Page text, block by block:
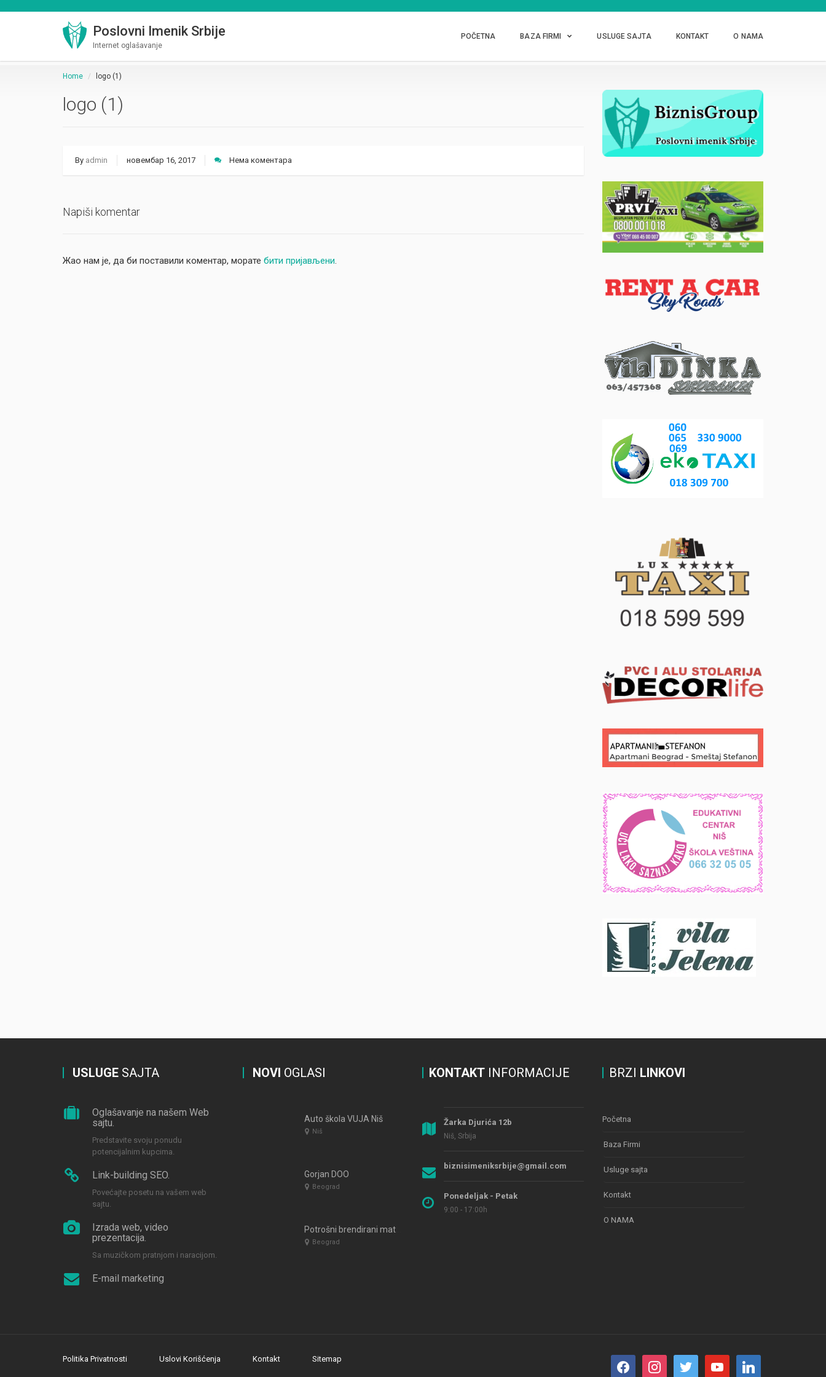
Poslovni Imenik Srbije
Internet oglašavanje
POČETNA BAZA FIRMI USLUGE SAJTA KONTAKT O NAMA
Home logo (1)
logo (1)
By admin новембар 16, 2017 Нема коментара
Napiši komentar
Жао нам је, да би поставили коментар, морате бити пријављени.
USLUGE SAJTA
Oglašavanje na našem Web
sajtu.
Predstavite svoju ponudu
potencijalnim kupcima.
Link-building SEO.
Povećajte posetu na vašem web
sajtu.
Izrada web, video
prezentacija.
Sa muzičkom pratnjom i naracijom.
E-mail marketing
NOVI OGLASI
Auto škola VUJA Niš
Niš
Gorjan DOO
Beograd
Potrošni brendirani materijal za HoReCa sektor – Unipak doo
Beograd
KONTAKT INFORMACIJE
Žarka Djurića 12b
Niš, Srbija
biznisimeniksrbije@gmail.com
Ponedeljak - Petak
9:00 - 17:00h
BRZI LINKOVI
Početna
Baza Firmi
Usluge sajta
Kontakt
O NAMA
Politika Privatnosti Uslovi Korišćenja Kontakt Sitemap